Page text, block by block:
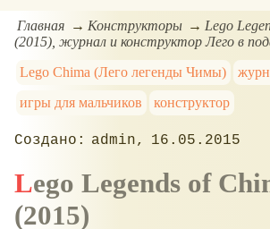
Главная Конструкторы
Lego
(2015), журнал и конструктор Лего в
Lego Chima (Лего легенды Чимы)
игры для мальчиков
конструктор
admin 16.05.2015
Lego Legends of Chima №4
(2015)